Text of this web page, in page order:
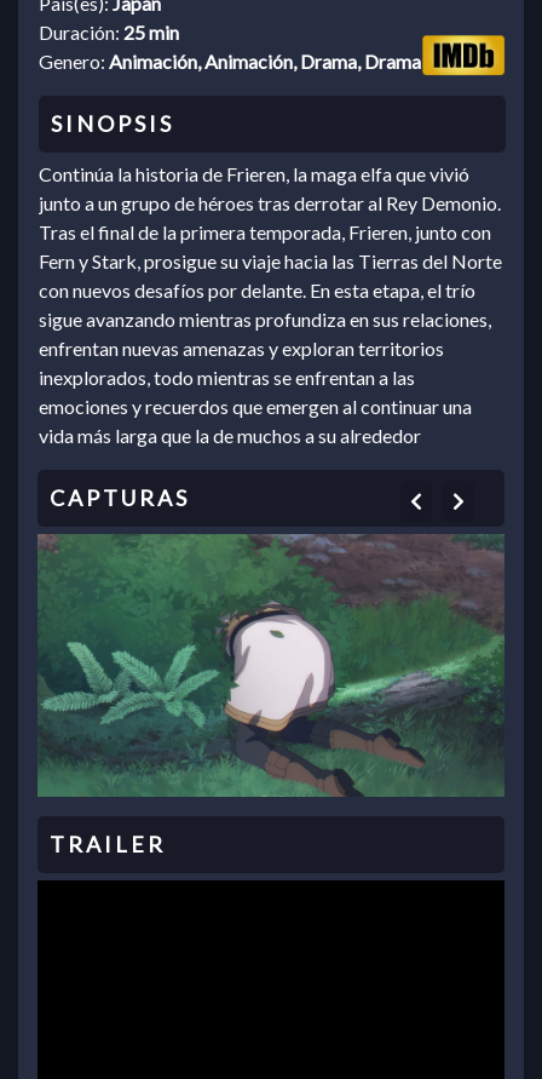
Duración: 25 min
Genero: Animación, Animación, Drama, Drama
Continúa la historia de Frieren, la maga elfa que vivió
junto a un grupo de héroes tras derrotar al Rey Demonio.
Tras el final de la primera temporada, Frieren, junto con
Fern y Stark, prosigue su viaje hacia las Tierras del Norte
con nuevos desafíos por delante. En esta etapa, el trío
sigue avanzando mientras profundiza en sus relaciones,
enfrentan nuevas amenazas y exploran territorios
inexplorados, todo mientras se enfrentan a las
emociones y recuerdos que emergen al continuar una
vida más larga que la de muchos a su alrededor
Previous